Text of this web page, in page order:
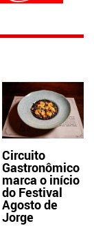
Circuito
Gastronômico
marca o início
do Festival
Agosto de
Jorge